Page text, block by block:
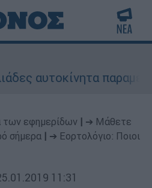
αυτοκίνητα
των εφημερίδων
➔ Μάθετε
σήμερα
➔ Εορτολόγιο: Ποιοι
11:31